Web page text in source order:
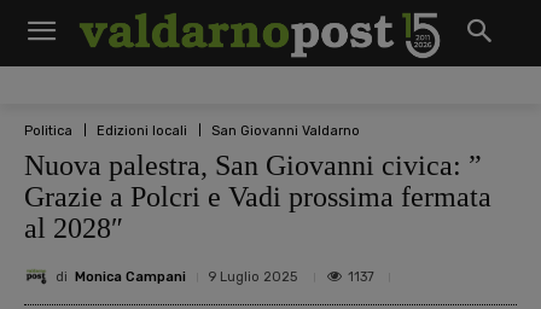
Politica Edizioni locali San Giovanni Valdarno
Nuova palestra, San Giovanni civica: ”
Grazie a Polcri e Vadi prossima fermata
al 2028″
di Monica Campani 9 Luglio 2025 1137